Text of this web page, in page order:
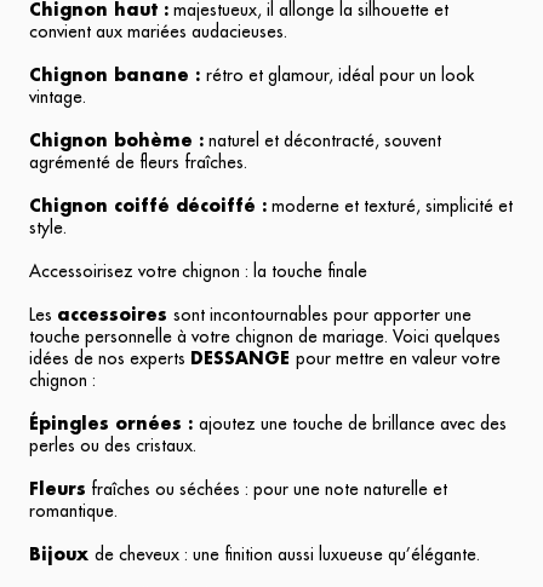
Chignon haut : majestueux, il allonge la silhouette et
convient aux mariées audacieuses.
Chignon banane : rétro et glamour, idéal pour un look
vintage.
Chignon bohème : naturel et décontracté, souvent
agrémenté de fleurs fraîches.
Chignon coiffé décoiffé : moderne et texturé, simplicité et
style.
Accessoirisez votre chignon : la touche finale
Les accessoires sont incontournables pour apporter une
touche personnelle à votre chignon de mariage. Voici quelques
idées de nos experts DESSANGE pour mettre en valeur votre
chignon :
Épingles ornées : ajoutez une touche de brillance avec des
perles ou des cristaux.
Fleurs fraîches ou séchées : pour une note naturelle et
romantique.
Bijoux de cheveux : une finition aussi luxueuse qu’élégante.